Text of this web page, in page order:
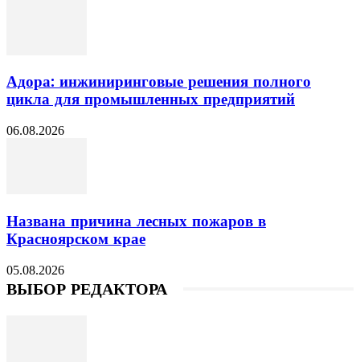
Адора: инжиниринговые решения полного
цикла для промышленных предприятий
06.08.2026
Названа причина лесных пожаров в
Красноярском крае
05.08.2026
ВЫБОР РЕДАКТОРА